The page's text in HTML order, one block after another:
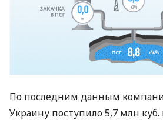
По последним данным
Украину поступило 5,7 млн куб.